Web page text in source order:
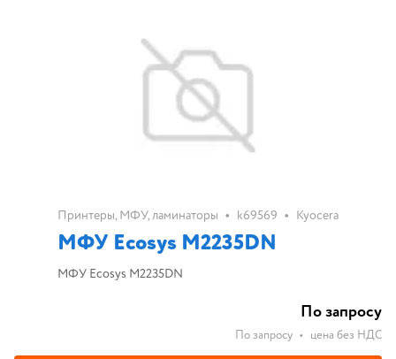
Принтеры, МФУ, ламинаторы • k69569 • Kyocera
МФУ Ecosys M2235DN
МФУ Ecosys M2235DN
По запросу
По запросу • цена без НДС